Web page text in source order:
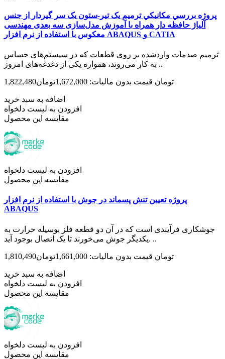
پروژه بررسي مکانيکي ترمیم یک تیر-ستون یک سر گیردار از جنس
آلیاژ حافظه دار همراه با آموزش مدل‌سازی سه بعدی مهندسی
معکوس با استفاده از نرم افزار ABAQUS و CATIA
ترمیم صدمات واردشده بر روی قطعات که در سیستم‌های حساس
به کار می‌روند، همواره یکی از دغدغه‌های امروز ..
1,822,480تومان قیمت بدون مالیات: 1,672,000تومان
اضافه به سبد خرید
افزودن به لیست دلخواه
مقایسه این محصول
افزودن به لیست دلخواه
مقایسه این محصول
پروژه تعیین تنش پسماند در جوش با استفاده از نرم افزار
ABAQUS
جوشکاری فرآیندی است که در آن دو قطعه فلز بوسیله حرارت به
یکدیگر جوش می‌خورند تا یک اتصال بوجود آید. ..
1,810,490تومان قیمت بدون مالیات: 1,661,000تومان
اضافه به سبد خرید
افزودن به لیست دلخواه
مقایسه این محصول
افزودن به لیست دلخواه
مقایسه این محصول